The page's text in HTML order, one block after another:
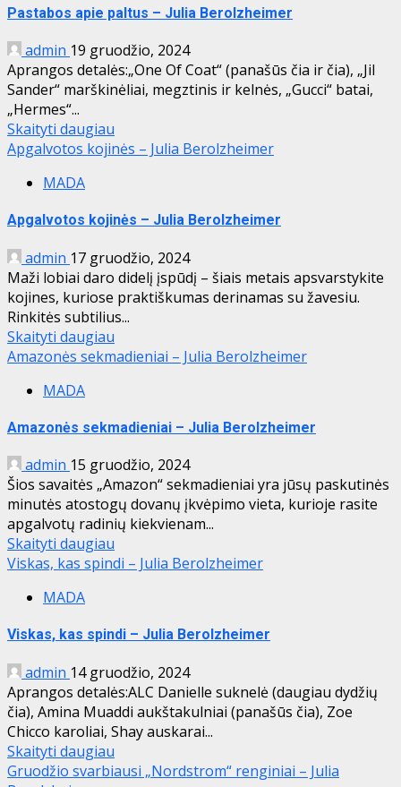
Pastabos apie paltus – Julia Berolzheimer
admin 19 gruodžio, 2024
Aprangos detalės:„One Of Coat“ (panašūs čia ir čia), „Jil
Sander“ marškinėliai, megztinis ir kelnės, „Gucci“ batai,
„Hermes“...
Skaityti daugiau
Apgalvotos kojinės – Julia Berolzheimer
MADA
Apgalvotos kojinės – Julia Berolzheimer
admin 17 gruodžio, 2024
Maži lobiai daro didelį įspūdį – šiais metais apsvarstykite
kojines, kuriose praktiškumas derinamas su žavesiu.
Rinkitės subtilius...
Skaityti daugiau
Amazonės sekmadieniai – Julia Berolzheimer
MADA
Amazonės sekmadieniai – Julia Berolzheimer
admin 15 gruodžio, 2024
Šios savaitės „Amazon“ sekmadieniai yra jūsų paskutinės
minutės atostogų dovanų įkvėpimo vieta, kurioje rasite
apgalvotų radinių kiekvienam...
Skaityti daugiau
Viskas, kas spindi – Julia Berolzheimer
MADA
Viskas, kas spindi – Julia Berolzheimer
admin 14 gruodžio, 2024
Aprangos detalės:ALC Danielle suknelė (daugiau dydžių
čia), Amina Muaddi aukštakulniai (panašūs čia), Zoe
Chicco karoliai, Shay auskarai...
Skaityti daugiau
Gruodžio svarbiausi „Nordstrom“ renginiai – Julia